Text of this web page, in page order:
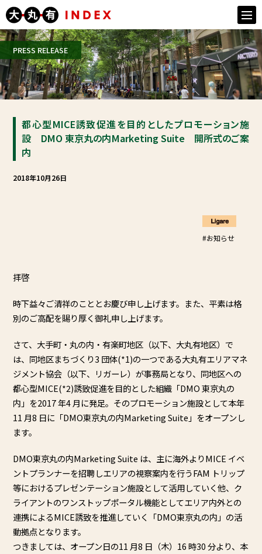
PRESS RELEASE
都⼼型MICE誘致促進を⽬的としたプロモーション施
設 DMO 東京丸の内Marketing Suite 開所式のご案
内
2018年10月26日
#お知らせ
拝啓
時下益々ご清祥のこととお慶び申し上げます。また、平素は格
別のご⾼配を賜り厚く御礼申し上げます。
さて、⼤⼿町・丸の内・有楽町地区（以下、⼤丸有地区）で
は、同地区まちづくり3 団体(*1)の⼀つである⼤丸有エリアマネ
ジメント協会（以下、リガーレ）が事務局となり、同地区への
都⼼型MICE(*2)誘致促進を⽬的とした組織「DMO 東京丸の
内」を2017 年4 ⽉に発⾜。そのプロモーション施設として本年
11 ⽉8 ⽇に「DMO東京丸の内Marketing Suite」をオープンし
ます。
DMO東京丸の内Marketing Suite は、主に海外よりMICE イベ
ントプランナーを招聘しエリアの視察案内を⾏うFAM トリップ
等におけるプレゼンテーション施設として活⽤していく他、ク
ライアントのワンストップポータル機能としてエリア内外との
連携によるMICE誘致を推進していく「DMO東京丸の内」の活
動拠点となります。
つきましては、オープン⽇の11 ⽉8 ⽇（⽊）16 時30 分より、本